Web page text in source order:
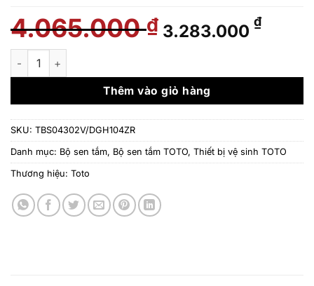
4.065.000₫ Giá
gốc
4.065.000 ₫.
3.283.000 ₫Giá
là:
Sen tắm nóng lạnh Toto TBS04302V/DGH104ZR số lượng
Thêm vào giỏ hàng
SKU: TBS04302V/DGH104ZR
Danh mục: Bộ sen tắm, Bộ sen tắm TOTO, Thiết bị vệ sinh TOTO
Thương hiệu: Toto